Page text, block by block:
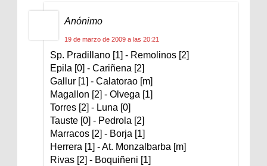
Anónimo
19 de marzo de 2009 a las 20:21
Sp. Pradillano [1] - Remolinos [2]
Epila [0] - Cariñena [2]
Gallur [1] - Calatorao [m]
Magallon [2] - Olvega [1]
Torres [2] - Luna [0]
Tauste [0] - Pedrola [2]
Marracos [2] - Borja [1]
Herrera [1] - At. Monzalbarba [m]
Rivas [2] - Boquiñeni [1]